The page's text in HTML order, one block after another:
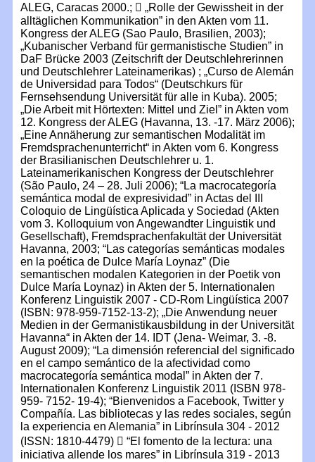
ALEG, Caracas 2000.;  „Rolle der Gewissheit in der
alltäglichen Kommunikation” in den Akten vom 11.
Kongress der ALEG (Sao Paulo, Brasilien, 2003);
„Kubanischer Verband für germanistische Studien” in
DaF Brücke 2003 (Zeitschrift der Deutschlehrerinnen
und Deutschlehrer Lateinamerikas) ; „Curso de Alemán
de Universidad para Todos“ (Deutschkurs für
Fernsehsendung Universität für alle in Kuba). 2005;
„Die Arbeit mit Hörtexten: Mittel und Ziel” in Akten vom
12. Kongress der ALEG (Havanna, 13. -17. März 2006);
„Eine Annäherung zur semantischen Modalität im
Fremdsprachenunterricht“ in Akten vom 6. Kongress
der Brasilianischen Deutschlehrer u. 1.
Lateinamerikanischen Kongress der Deutschlehrer
(São Paulo, 24 – 28. Juli 2006); “La macrocategoría
semántica modal de expresividad” in Actas del III
Coloquio de Lingüística Aplicada y Sociedad (Akten
vom 3. Kolloquium von Angewandter Linguistik und
Gesellschaft), Fremdsprachenfakultät der Universität
Havanna, 2003; “Las categorías semánticas modales
en la poética de Dulce María Loynaz” (Die
semantischen modalen Kategorien in der Poetik von
Dulce María Loynaz) in Akten der 5. Internationalen
Konferenz Linguistik 2007 - CD-Rom Lingüística 2007
(ISBN: 978-959-7152-13-2); „Die Anwendung neuer
Medien in der Germanistikausbildung in der Universität
Havanna“ in Akten der 14. IDT (Jena- Weimar, 3. -8.
August 2009); “La dimensión referencial del significado
en el campo semántico de la afectividad como
macrocategoría semántica modal” in Akten der 7.
Internationalen Konferenz Linguistik 2011 (ISBN 978-
959- 7152- 19-4); “Bienvenidos a Facebook, Twitter y
Compañía. Las bibliotecas y las redes sociales, según
la experiencia en Alemania” in Librínsula 304 - 2012
(ISSN: 1810-4479)  “El fomento de la lectura: una
iniciativa allende los mares” in Librínsula 319 - 2013